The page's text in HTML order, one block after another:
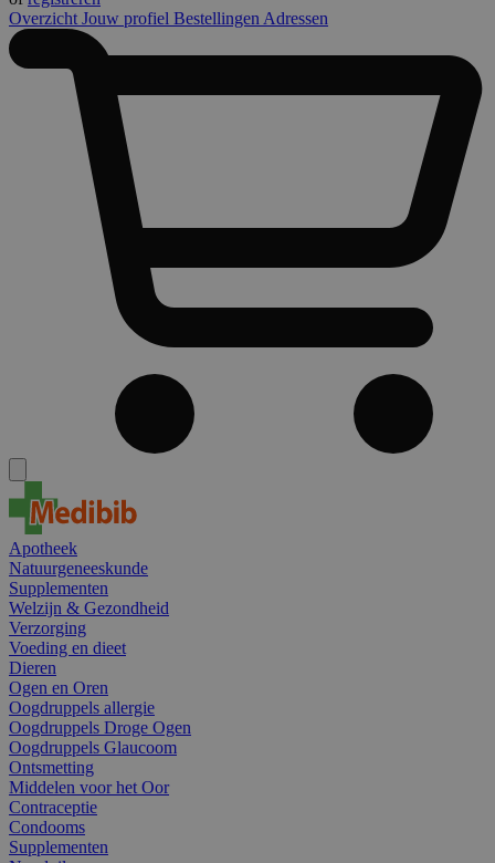
Overzicht Jouw profiel Bestellingen Adressen
Apotheek
Natuurgeneeskunde
Supplementen
Welzijn & Gezondheid
Verzorging
Voeding en dieet
Dieren
Ogen en Oren
Oogdruppels allergie
Oogdruppels Droge Ogen
Oogdruppels Glaucoom
Ontsmetting
Middelen voor het Oor
Contraceptie
Condooms
Supplementen